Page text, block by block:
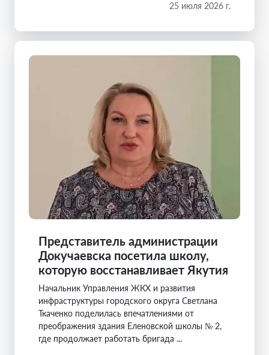
25 июля 2026 г.
Представитель администрации
Докучаевска посетила школу,
которую восстанавливает Якутия
Начальник Управления ЖКХ и развития
инфраструктуры городского округа Светлана
Ткаченко поделилась впечатлениями от
преображения здания Еленовской школы № 2,
где продолжает работать бригада ...